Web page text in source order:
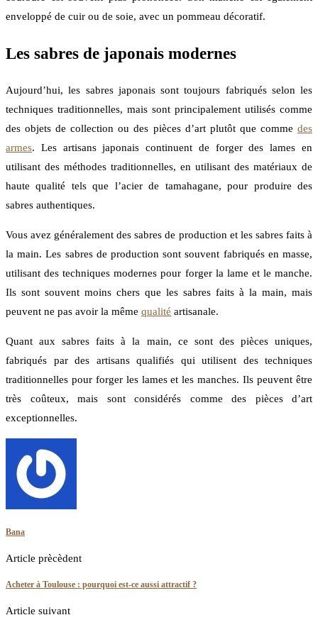
enveloppé de cuir ou de soie, avec un pommeau décoratif.
Les sabres de japonais modernes
Aujourd’hui, les sabres japonais sont toujours fabriqués selon les
techniques traditionnelles, mais sont principalement utilisés comme
des objets de collection ou des pièces d’art plutôt que comme des
armes. Les artisans japonais continuent de forger des lames en
utilisant des méthodes traditionnelles, en utilisant des matériaux de
haute qualité tels que l’acier de tamahagane, pour produire des
sabres authentiques.
Vous avez généralement des sabres de production et les sabres faits à
la main. Les sabres de production sont souvent fabriqués en masse,
utilisant des techniques modernes pour forger la lame et le manche.
Ils sont souvent moins chers que les sabres faits à la main, mais
peuvent ne pas avoir la même qualité artisanale.
Quant aux sabres faits à la main, ce sont des pièces uniques,
fabriqués par des artisans qualifiés qui utilisent des techniques
traditionnelles pour forger les lames et les manches. Ils peuvent être
très coûteux, mais sont considérés comme des pièces d’art
exceptionnelles.
Bana
Article prècèdent
Acheter à Toulouse : pourquoi est-ce aussi attractif ?
Article suivant